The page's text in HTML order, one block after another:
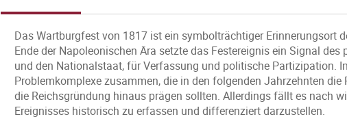
Das Wartburgfest von 1817 ist ein symbolträchtiger Erinnerungsort
Ende der Napoleonischen Ära setzte das Festereignis ein Signal
und den Nationalstaat, für Verfassung und politische Partizipation.
Problemkomplexe zusammen, die in den folgenden Jahrzehnten
die Reichsgründung hinaus prägen sollten. Allerdings fällt es nach
Ereignisses historisch zu erfassen und differenziert darzustellen.